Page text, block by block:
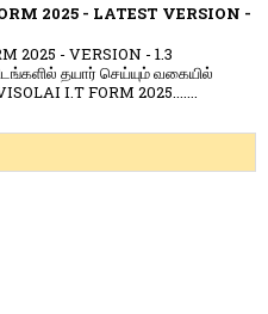
2025 - LATEST VERSION -
2025 - VERSION - 1.3
தயார் செய்யும் வகையில்
I.T FORM 2025.......